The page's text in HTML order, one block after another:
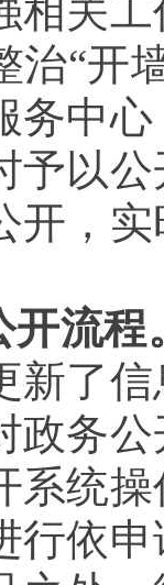
相关
治“开
务中
予以
开，
开流程
新了
政务
系统
行依